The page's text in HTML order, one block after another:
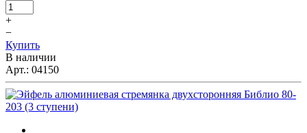
+
−
Купить
В наличии
Арт.: 04150